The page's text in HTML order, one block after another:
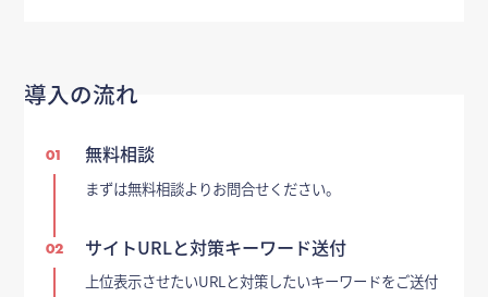
導入の流れ
01 無料相談
まずは無料相談よりお問合せください。
02 サイトURLと対策キーワード送付
上位表示させたいURLと対策したいキーワードをご送付